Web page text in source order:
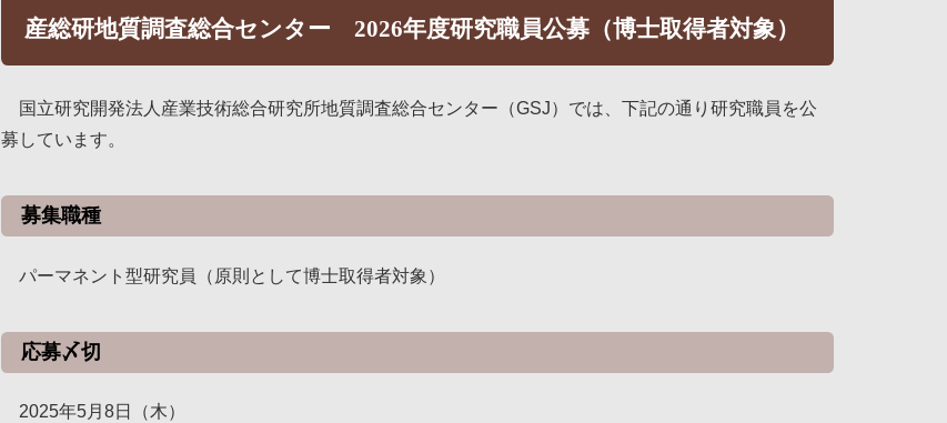
産総研地質調査総合センター 2026年度研究職員公募（博士取得者対象）
国立研究開発法人産業技術総合研究所地質調査総合センター（GSJ）では、下記の通り研究職員を公
募しています。
募集職種
パーマネント型研究員（原則として博士取得者対象）
応募〆切
2025年5月8日（木）